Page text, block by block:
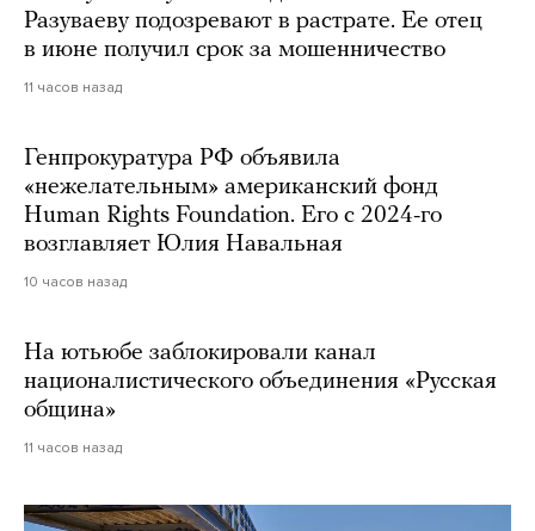
Разуваеву подозревают в растрате. Ее отец
в июне получил срок за мошенничество
11 часов назад
Генпрокуратура РФ объявила
«нежелательным» американский фонд
Human Rights Foundation. Его с 2024-го
возглавляет Юлия Навальная
10 часов назад
На ютьюбе заблокировали канал
националистического объединения «Русская
община»
11 часов назад